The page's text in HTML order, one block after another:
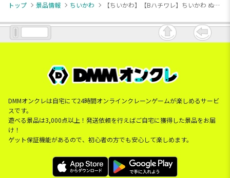
トップ
景品情報 ちいかわ 【ちいかわ】【Bハチワレ】ちいかわ ぬいぐるみシュシュ
DMMオンクレは自宅にて24時間オンラインクレーンゲームが楽しめるサービ
スです。
遊べる景品は3,000点以上！発送依頼を行えばご自宅に獲得した景品をお届
け！
ゲット保証機能があるので、初心者の方でも安心して楽しめます。